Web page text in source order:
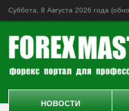
Суббота, 8 Августа 2026 года
НОВОСТИ